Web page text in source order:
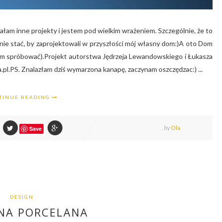
inne projekty i jestem pod wielkim wrażeniem. Szczególnie, że to
stać, by zaprojektowali w przyszłości mój własny dom:)A oto Dom
spróbować).Projekt autorstwa Jędrzeja Lewandowskiego i Łukasza
Znalazłam dziś wymarzona kanapę, zaczynam oszczędzac:) ...
READING
Save , by Ola
DESIGN
PORCELANA